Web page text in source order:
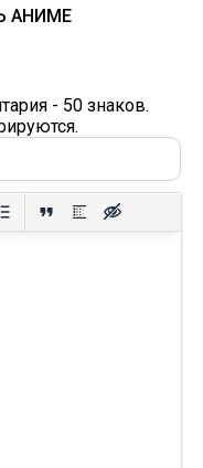
АНИМЕ
- 50 знаков.